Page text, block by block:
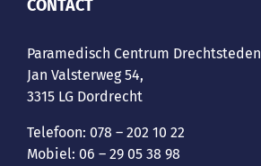
CONTACT
Paramedisch Centrum Drechtsteden
Jan Valsterweg 54,
3315 LG Dordrecht
Telefoon: 078 – 202 10 22
Mobiel: 06 – 29 05 38 98